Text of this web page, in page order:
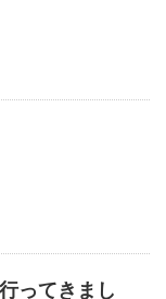
ってきまし